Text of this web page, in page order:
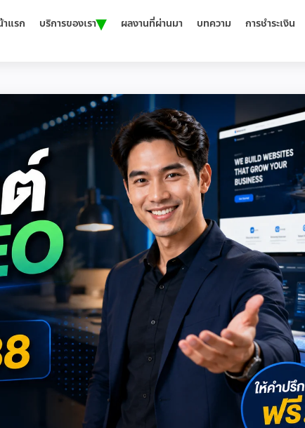
าแรก บริการของเรา▾ ผลงานที่ผ่านมา บทความ การชำระเงิน